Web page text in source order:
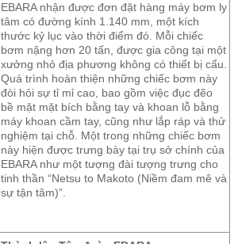
EBARA nhận được đơn đặt hàng máy bơm ly
tâm có đường kính 1.140 mm, một kích
thước kỷ lục vào thời điểm đó. Mỗi chiếc
bơm nặng hơn 20 tấn, được gia công tại một
xưởng nhỏ địa phương không có thiết bị cẩu.
Quá trình hoàn thiện những chiếc bơm này
đòi hỏi sự tỉ mỉ cao, bao gồm việc đục đẽo
bề mặt mặt bích bằng tay và khoan lỗ bằng
máy khoan cầm tay, cũng như lắp ráp và thử
nghiệm tại chỗ. Một trong những chiếc bơm
này hiện được trưng bày tại trụ sở chính của
EBARA như một tượng đài tượng trưng cho
tinh thần “Netsu to Makoto (Niềm đam mê và
sự tận tâm)”.